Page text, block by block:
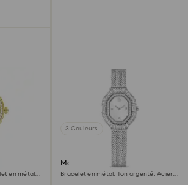
en métal,
3 Couleurs
Montre Matrix octagon
Bracelet en métal, Ton argenté, Acier